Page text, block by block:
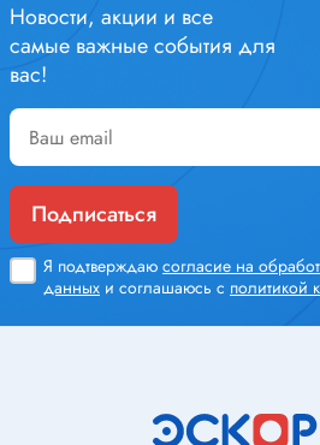
Новости, акции и все
самые важные события для
вас!
Подписаться
Я подтверждаю согласие на
данных и соглашаюсь с политикой